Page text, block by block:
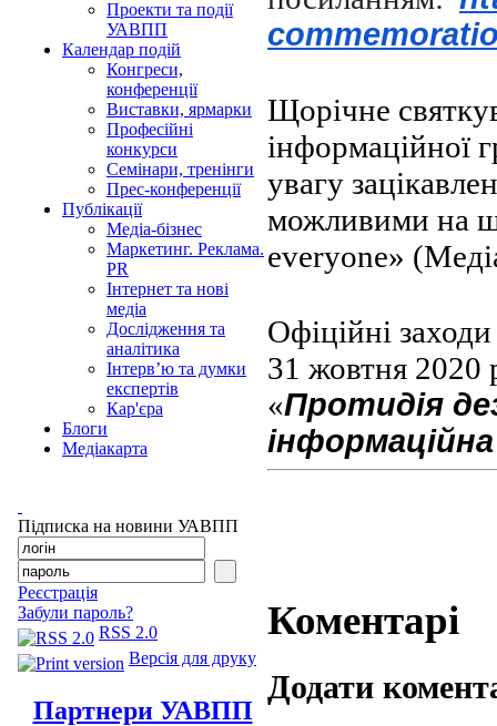
Проекти та події
УАВПП
Календар подій
Конгреси,
конференції
Виставки, ярмарки
Професійні
конкурси
Семінари, тренінги
Прес-конференції
Публікації
Медіа-бізнес
Маркетинг. Реклама.
PR
Інтернет та нові
медіа
Дослідження та
аналітика
Інтерв’ю та думки
експертів
Кар'єра
Блоги
Медіакарта
Підписка на новини УАВПП
Реєстрація
Забули пароль?
RSS 2.0
Версія для друку
Партнери УАВПП
Щорічне
інформаційної
увагу
можливими на
everyone»
Офіційні
31 жовтня 2020
«Протидія
Коментарі
Додати